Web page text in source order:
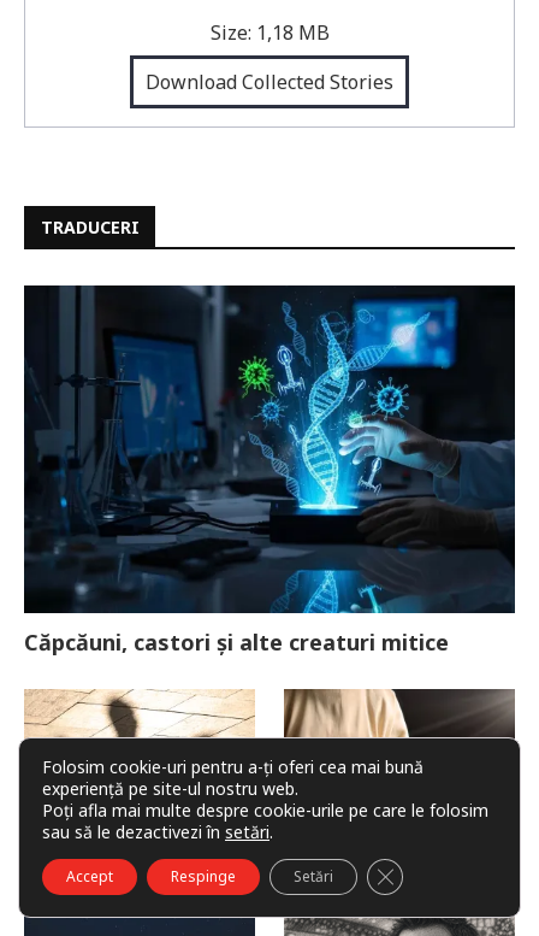
Size: 1,18 MB
Download Collected Stories
TRADUCERI
Căpcăuni, castori și alte creaturi mitice
Eternă, iubirea Patimile lui Lazăr
Folosim cookie-uri pentru a-ți oferi cea mai bună
experiență pe site-ul nostru web.
Poți afla mai multe despre cookie-urile pe care le folosim
sau să le dezactivezi în setări.
Accept Respinge Setări CLOSE GDPR